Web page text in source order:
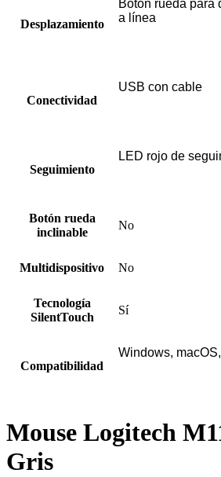
Desplazamiento
Botón rueda para
a línea
Conectividad
USB con cable
Seguimiento
LED rojo de
Botón rueda
inclinable
No
Multidispositivo No
Tecnología
SilentTouch
Sí
Compatibilidad
Windows,
Mouse Logitech
Gris